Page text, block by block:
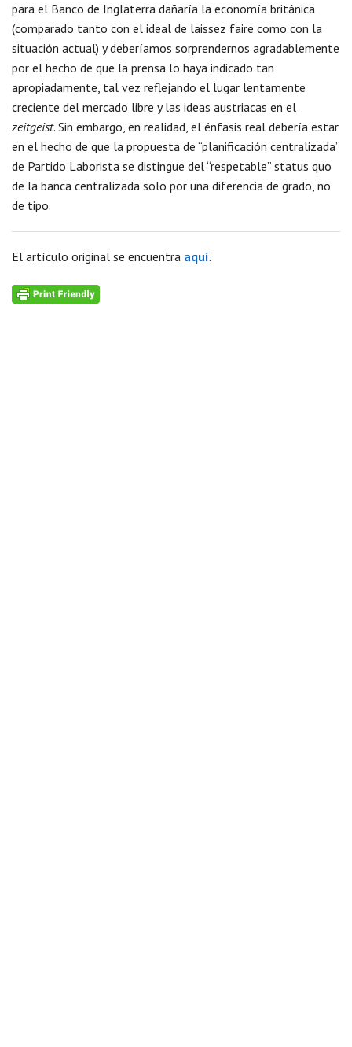
para el Banco de Inglaterra dañaría la economía británica
(comparado tanto con el ideal de laissez faire como con la
situación actual) y deberíamos sorprendernos agradablemente
por el hecho de que la prensa lo haya indicado tan
apropiadamente, tal vez reflejando el lugar lentamente
creciente del mercado libre y las ideas austriacas en el
zeitgeist. Sin embargo, en realidad, el énfasis real debería estar
en el hecho de que la propuesta de “planificación centralizada”
de Partido Laborista se distingue del “respetable” status quo
de la banca centralizada solo por una diferencia de grado, no
de tipo.
El artículo original se encuentra aquí.